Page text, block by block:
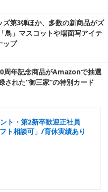
ズ第3弾ほか、多数の新商品がズ
鳥」マスコットや場面写アイテ
ップ
周年記念商品がAmazonで抽選
された“御三家”の特別カード
ト・第2新卒歓迎正社員
ト相談可」/育休実績あり